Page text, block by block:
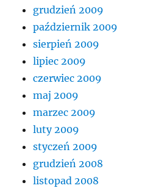
grudzień 2009
październik 2009
sierpień 2009
lipiec 2009
czerwiec 2009
maj 2009
marzec 2009
luty 2009
styczeń 2009
grudzień 2008
listopad 2008